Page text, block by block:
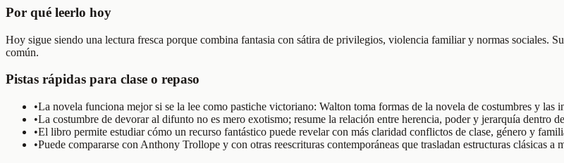
Por qué leerlo hoy
Hoy sigue siendo una lectura fresca porque combina fantasia con sátira de privilegios, violencia familiar y normas sociales.
común.
Pistas rápidas para clase o repaso
•La novela funciona mejor si se la lee como pastiche victoriano: Walton toma formas de la novela de costumbres y las
•La costumbre de devorar al difunto no es mero exotismo; resume la relación entre herencia, poder y jerarquía dentro
•El libro permite estudiar cómo un recurso fantástico puede revelar con más claridad conflictos de clase, género y
•Puede compararse con Anthony Trollope y con otras reescrituras contemporáneas que trasladan estructuras clásicas a